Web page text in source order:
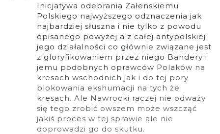
Inicjatywa odebrania Załenskiemu
Polskiego najwyższego odznaczenia jak
najbardziej słuszna i nie tylko z powodu
opisanego powyżej a z całej antypolskiej
jego działalności co głównie związane jest
z gloryfikowaniem przez niego Bandery i
jemu podobnych oprawców Polaków na
kresach wschodnich jak i do tej pory
blokowania ekshumacji na tych że
kresach. Ale Nawrocki raczej nie odważy
się tego zrobić owszem może wszcząć
jakiś proces w tej sprawie ale nie
doprowadzi go do skutku.